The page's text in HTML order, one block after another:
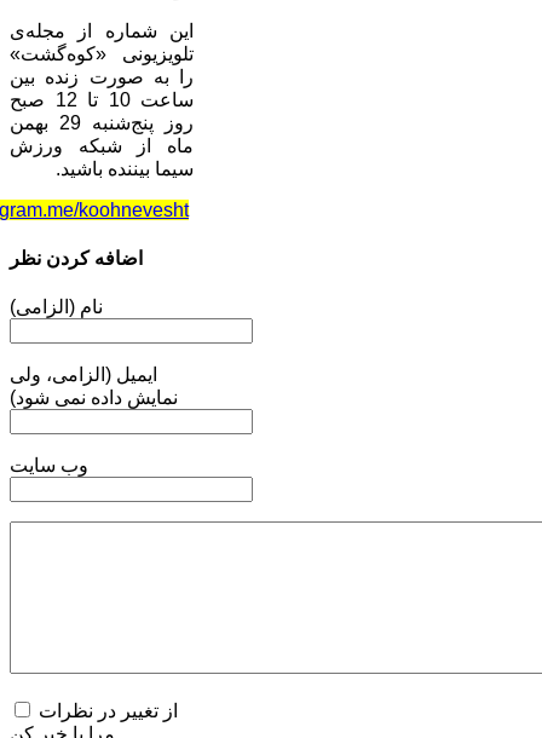
این شماره از مجله‌ی
تلویزیونی «کوه‌گشت»‌
را به صورت زنده بین
ساعت 10 تا 12 صبح
روز پنج‌شنبه 29 بهمن
ماه از شبکه ورزش
سیما بیننده باشید.
koohnevesht
اضافه کردن نظر
نام (الزامی)
ایمیل (الزامی، ولی
نمایش داده نمی شود)
وب سایت
از تغییر در نظرات